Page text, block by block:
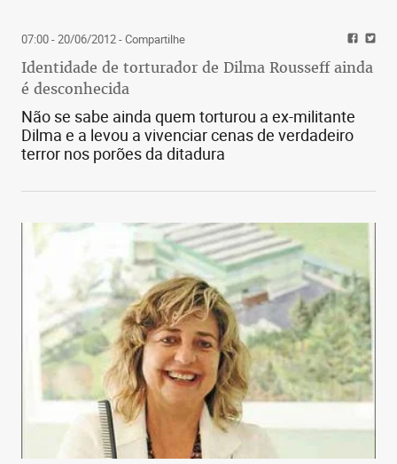
07:00 - 20/06/2012- Compartilhe
Identidade de torturador de Dilma Rousseff ainda
é desconhecida
Não se sabe ainda quem torturou a ex-militante
Dilma e a levou a vivenciar cenas de verdadeiro
terror nos porões da ditadura